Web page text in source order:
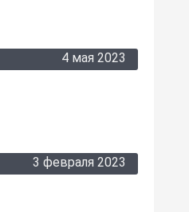
4 мая 2023
3 февраля 2023